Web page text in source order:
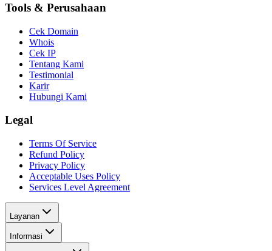
Tools & Perusahaan
Cek Domain
Whois
Cek IP
Tentang Kami
Testimonial
Karir
Hubungi Kami
Legal
Terms Of Service
Refund Policy
Privacy Policy
Acceptable Uses Policy
Services Level Agreement
Layanan
Informasi